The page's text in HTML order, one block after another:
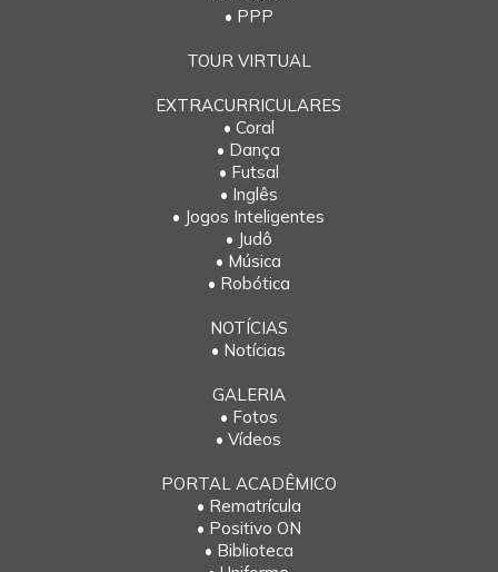
• PPP
TOUR VIRTUAL
EXTRACURRICULARES
• Coral
• Dança
• Futsal
• Inglês
• Jogos Inteligentes
• Judô
• Música
• Robótica
NOTÍCIAS
• Notícias
GALERIA
• Fotos
• Vídeos
PORTAL ACADÊMICO
• Rematrícula
• Positivo ON
• Biblioteca